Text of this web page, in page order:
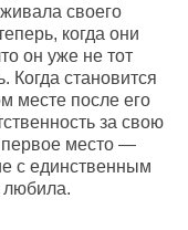
своего
когда они
он уже не тот
Когда становится
месте после его
за свою
первое место —
с единственным
любила.